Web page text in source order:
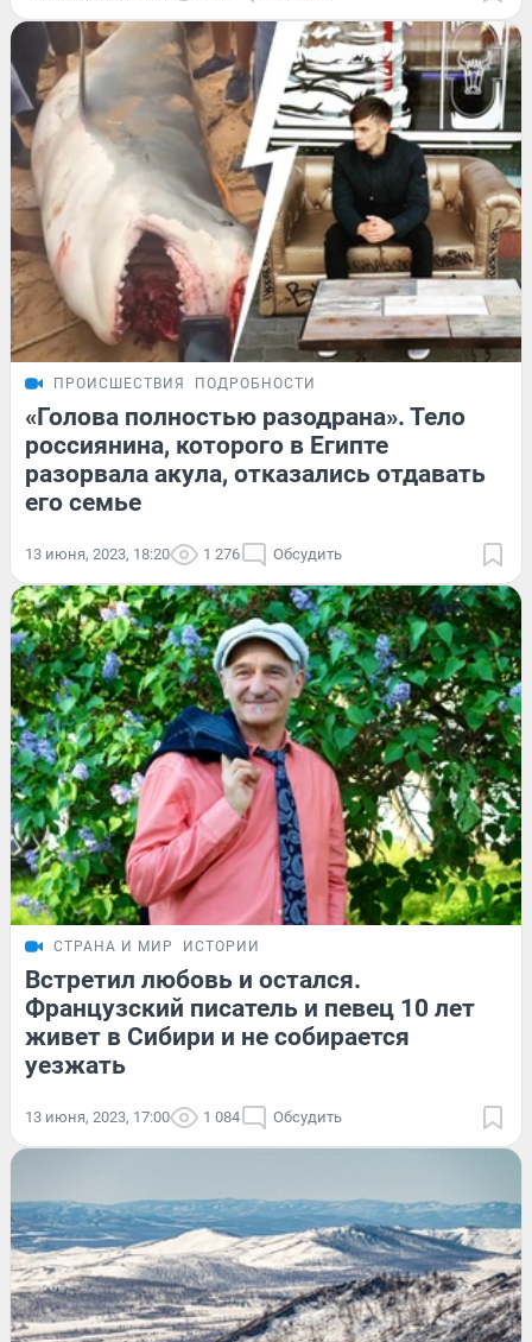
ПРОИСШЕСТВИЯ ПОДРОБНОСТИ
«Голова полностью разодрана». Тело
россиянина, которого в Египте
разорвала акула, отказались отдавать
его семье
13 июня, 2023, 18:20 1 276 Обсудить
СТРАНА И МИР ИСТОРИИ
Встретил любовь и остался.
Французский писатель и певец 10 лет
живет в Сибири и не собирается
уезжать
13 июня, 2023, 17:00 1 084 Обсудить